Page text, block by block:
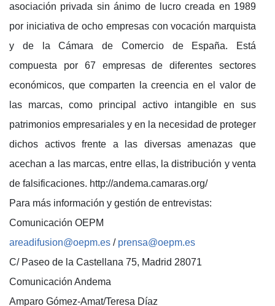
asociación privada sin ánimo de lucro creada en 1989
por iniciativa de ocho empresas con vocación marquista
y de la Cámara de Comercio de España. Está
compuesta por 67 empresas de diferentes sectores
económicos, que comparten la creencia en el valor de
las marcas, como principal activo intangible en sus
patrimonios empresariales y en la necesidad de proteger
dichos activos frente a las diversas amenazas que
acechan a las marcas, entre ellas, la distribución y venta
de falsificaciones. http://andema.camaras.org/
Para más información y gestión de entrevistas:
Comunicación OEPM
areadifusion@oepm.es / prensa@oepm.es
C/ Paseo de la Castellana 75, Madrid 28071
Comunicación Andema
Amparo Gómez-Amat/Teresa Díaz